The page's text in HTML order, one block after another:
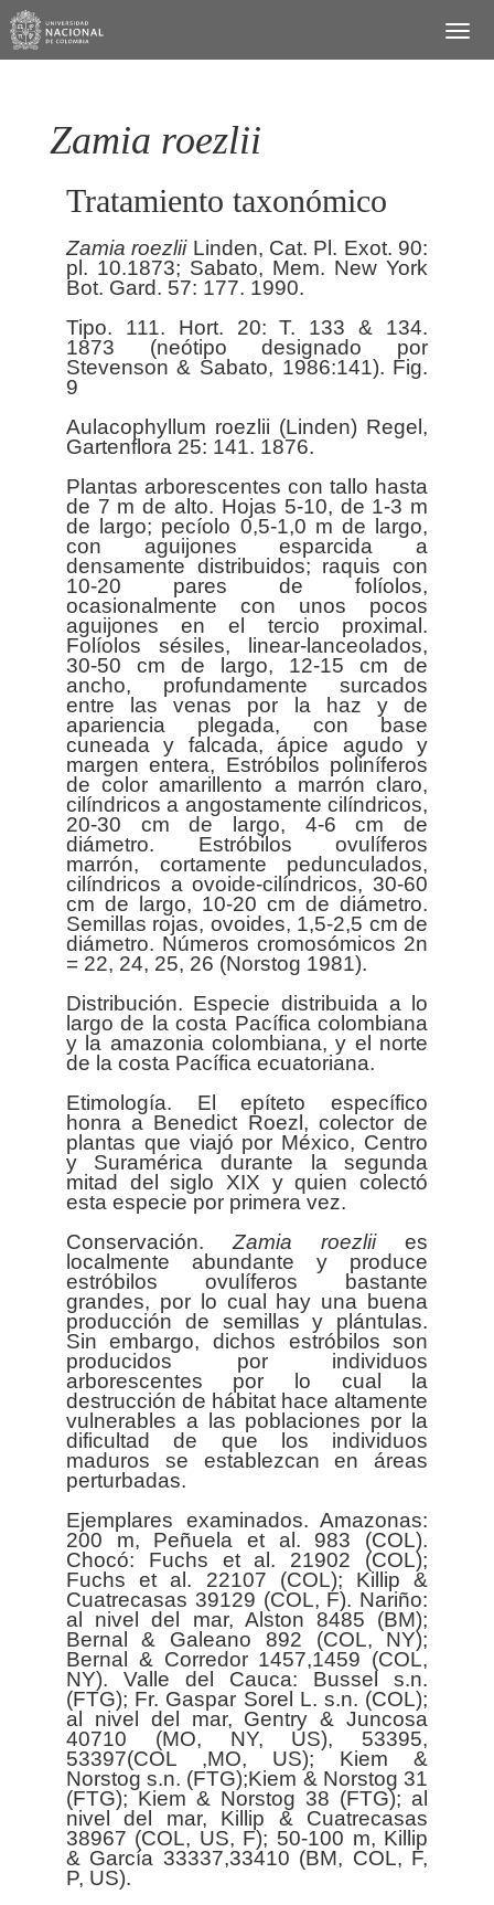
Zamia roezlii
Tratamiento taxonómico
Zamia roezliiLinden, Cat. Pl. Exot. 90:
pl. 10.1873; Sabato, Mem. New York
Bot. Gard. 57: 177. 1990.
Tipo. 111. Hort. 20: T. 133 & 134.
1873 (neótipo designado por
Stevenson & Sabato, 1986:141). Fig.
9
Aulacophyllum roezlii (Linden) Regel,
Gartenflora 25: 141. 1876.
Plantas arborescentes con tallo hasta
de 7 m de alto. Hojas 5-10, de 1-3 m
de largo; pecíolo 0,5-1,0 m de largo,
con aguijones esparcida a
densamente distribuidos; raquis con
10-20 pares de folíolos,
ocasionalmente con unos pocos
aguijones en el tercio proximal.
Folíolos sésiles, linear-lanceolados,
30-50 cm de largo, 12-15 cm de
ancho, profundamente surcados
entre las venas por la haz y de
apariencia plegada, con base
cuneada y falcada, ápice agudo y
margen entera, Estróbilos poliníferos
de color amarillento a marrón claro,
cilíndricos a angostamente cilíndricos,
20-30 cm de largo, 4-6 cm de
diámetro. Estróbilos ovulíferos
marrón, cortamente pedunculados,
cilíndricos a ovoide-cilíndricos, 30-60
cm de largo, 10-20 cm de diámetro.
Semillas rojas, ovoides, 1,5-2,5 cm de
diámetro. Números cromosómicos 2n
= 22, 24, 25, 26 (Norstog 1981).
Distribución. Especie distribuida a lo
largo de la costa Pacífica colombiana
y la amazonia colombiana, y el norte
de la costa Pacífica ecuatoriana.
Etimología. El epíteto específico
honra a Benedict Roezl, colector de
plantas que viajó por México, Centro
y Suramérica durante la segunda
mitad del siglo XIX y quien colectó
esta especie por primera vez.
Conservación. Zamia roezliies
localmente abundante y produce
estróbilos ovulíferos bastante
grandes, por lo cual hay una buena
producción de semillas y plántulas.
Sin embargo, dichos estróbilos son
producidos por individuos
arborescentes por lo cual la
destrucción de hábitat hace altamente
vulnerables a las poblaciones por la
dificultad de que los individuos
maduros se establezcan en áreas
perturbadas.
Ejemplares examinados. Amazonas:
200 m, Peñuela et al. 983 (COL).
Chocó: Fuchs et al. 21902 (COL);
Fuchs et al. 22107 (COL); Killip &
Cuatrecasas 39129 (COL, F). Nariño:
al nivel del mar, Alston 8485 (BM);
Bernal & Galeano 892 (COL, NY);
Bernal & Corredor 1457,1459 (COL,
NY). Valle del Cauca: Bussel s.n.
(FTG); Fr. Gaspar Sorel L. s.n. (COL);
al nivel del mar, Gentry & Juncosa
40710 (MO, NY, US), 53395,
53397(COL ,MO, US); Kiem &
Norstog s.n. (FTG);Kiem & Norstog 31
(FTG); Kiem & Norstog 38 (FTG); al
nivel del mar, Killip & Cuatrecasas
38967 (COL, US, F); 50-100 m, Killip
& García 33337,33410 (BM, COL, F,
P, US).